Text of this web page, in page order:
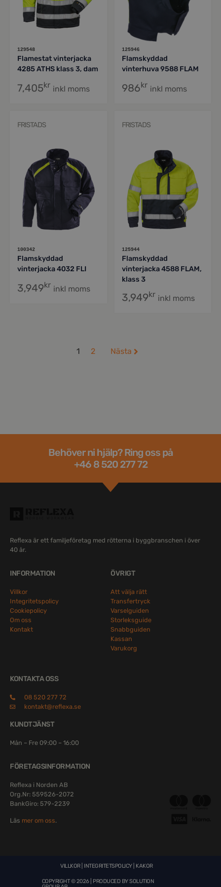
129548
Flamestat vinterjacka
4285 ATHS klass 3, dam
7,405kr inkl moms
125946
Flamskyddad
vinterhuva 9588 FLAM
986kr inkl moms
FRISTADS
100342
Flamskyddad
vinterjacka 4032 FLI
3,949kr inkl moms
FRISTADS
125944
Flamskyddad
vinterjacka 4588 FLAM,
klass 3
3,949kr inkl moms
1 2 Nästa
Behöver ni hjälp? Ring oss på
+46 8 520 277 72
Reflexa är ett familjeföretag med rötterna i byggbranschen i över
40 år.
INFORMATION
Villkor
Integritetspolicy
Cookiepolicy
Om oss
Kontakt
ÖVRIGT
Att välja rätt
Transfertryck
Varselguiden
Storleksguide
Snabbguiden
Kassan
Varukorg
KONTAKTA OSS
08 520 277 72
kontakt@reflexa.se
KUNDTJÄNST
Mån – Fre 09:00 – 16:00
FÖRETAGSINFORMATION
Reflexa i Norden AB
Org.Nr: 559526-2072
BankGiro: 579-2239
Läs mer om oss.
VILLKOR| INTEGRITETSPOLICY| KAKOR
COPYRIGHT © 2026 | PRODUCED BYSOLUTION